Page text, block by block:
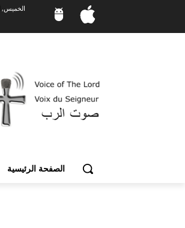
الخميس,
الصفحة الرئيسية